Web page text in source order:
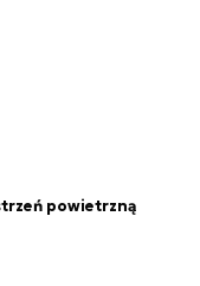
powietrzną